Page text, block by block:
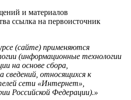
и материалов
ссылка на первоисточник
(сайте) применяются
(информационные технологии
на основе сбора,
сведений, относящихся к
сети «Интернет»,
Российской Федерации).»